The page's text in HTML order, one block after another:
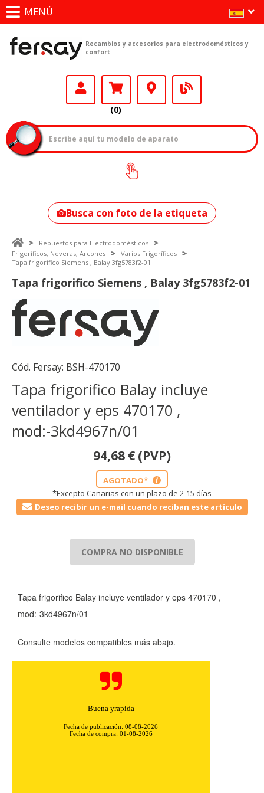
MENÚ
Recambios y accesorios para electrodomésticos y
confort
(0)
¿Cómo encontrar
tu modelo?
Busca con foto de la etiqueta
Repuestos para Electrodomésticos
Frigoríficos, Neveras, Arcones
Varios Frigoríficos
Tapa frigorifico Siemens , Balay 3fg5783f2-01
Tapa frigorifico Siemens , Balay 3fg5783f2-01
Cód. Fersay: BSH-470170
Tapa frigorifico Balay incluye
ventilador y eps 470170 ,
mod:-3kd4967n/01
94,68 € (PVP)
AGOTADO* i
*Excepto Canarias con un plazo de 2-15 días
Deseo recibir un e-mail cuando reciban este artículo
COMPRA NO DISPONIBLE
Tapa frigorifico Balay incluye ventilador y eps 470170 ,
mod:-3kd4967n/01
Consulte modelos compatibles más abajo.
Buena yrapida
Fecha de publicación: 08-08-2026
Fecha de compra: 01-08-2026